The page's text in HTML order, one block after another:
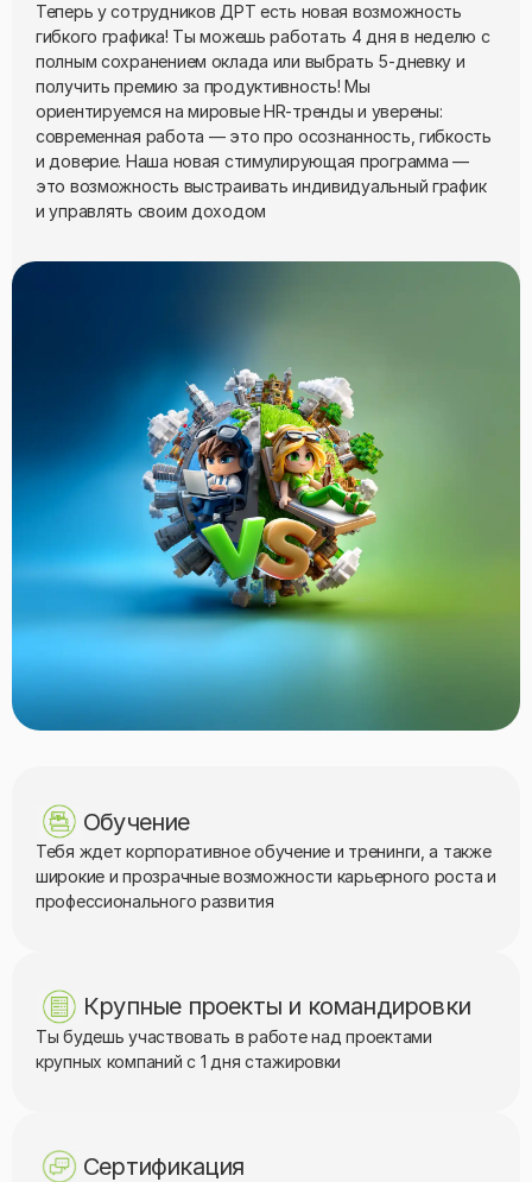
Теперь у сотрудников ДРТ есть новая возможность
гибкого графика! Ты можешь работать 4 дня в неделю с
полным сохранением оклада или выбрать 5-дневку и
получить премию за продуктивность! Мы
ориентируемся на мировые HR-тренды и уверены:
современная работа — это про осознанность, гибкость
и доверие. Наша новая стимулирующая программа —
это возможность выстраивать индивидуальный график
и управлять своим доходом
Обучение
Тебя ждет корпоративное обучение и тренинги, а также
широкие и прозрачные возможности карьерного роста и
профессионального развития
Крупные проекты и командировки
Ты будешь участвовать в работе над проектами
крупных компаний с 1 дня стажировки
Сертификация